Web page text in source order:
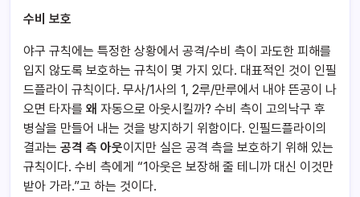
수비 보호
야구 규칙에는 특정한 상황에서 공격/수비 측이 과도한 피해를
입지 않도록 보호하는 규칙이 몇 가지 있다. 대표적인 것이 인필
드플라이 규칙이다. 무사/1사의 1, 2루/만루에서 내야 뜬공이 나
오면 타자를 왜 자동으로 아웃시킬까? 수비 측이 고의낙구 후
병살을 만들어 내는 것을 방지하기 위함이다. 인필드플라이의
결과는 공격 측 아웃이지만 실은 공격 측을 보호하기 위해 있는
규칙이다. 수비 측에게 “1아웃은 보장해 줄 테니까 대신 이것만
받아 가라.”고 하는 것이다.